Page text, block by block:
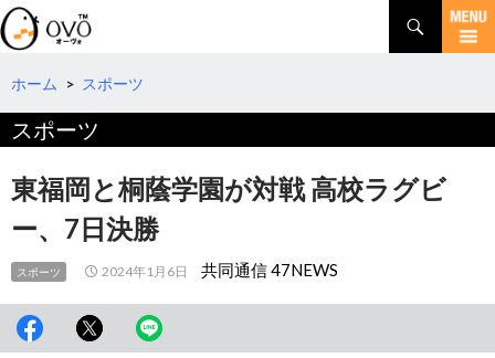
検
索
コ
テ
へ
移
動
ホーム > スポーツ
スポーツ
東福岡と桐蔭学園が対戦 高校ラグビ
ー、7日決勝
スポーツ 2024年1月6日 共同通信 47NEWS